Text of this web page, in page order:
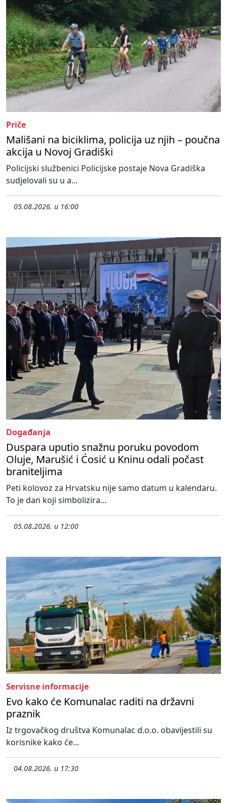
Priče
Mališani na biciklima, policija uz njih – poučna
akcija u Novoj Gradiški
Policijski službenici Policijske postaje Nova Gradiška
sudjelovali su u a...
05.08.2026. u 16:00
Događanja
Duspara uputio snažnu poruku povodom
Oluje, Marušić i Ćosić u Kninu odali počast
braniteljima
Peti kolovoz za Hrvatsku nije samo datum u kalendaru.
To je dan koji simbolizira...
05.08.2026. u 12:00
Servisne informacije
Evo kako će Komunalac raditi na državni
praznik
Iz trgovačkog društva Komunalac d.o.o. obavijestili su
korisnike kako će...
04.08.2026. u 17:30